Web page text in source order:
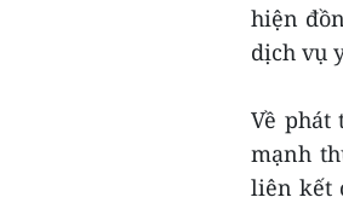
hiện
dịch vụ
Về phát
mạnh
liên kết